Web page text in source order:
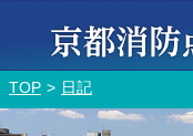
TOP 日記